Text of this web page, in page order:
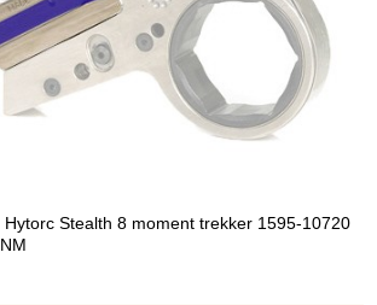
Hytorc Stealth 8 moment trekker 1595-10720
NM